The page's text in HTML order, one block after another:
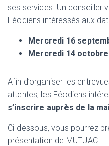
ses services. Un conseiller
Féodiens intéressés aux
Mercredi 16
Mercredi 14
Afin d’organiser les
attentes, les Féodiens
s’inscrire auprès de la
Ci-dessous, vous pourrez
présentation de MUTUAC.